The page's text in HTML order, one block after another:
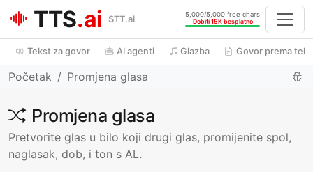
TTS.ai STT.ai
5,000/5,000 free chars
Dobiti 15K besplatno
Tekst za govor AI agenti Glazba Govor prema
Početak Promjena glasa
Promjena glasa
Pretvorite glas u bilo koji drugi glas, promijenite spol,
naglasak, dob, i ton s AL.